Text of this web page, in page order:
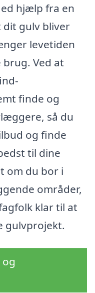
hjælp fra en
dit gulv bliver
levetiden
Ved at
finde og
så du
og finde
til dine
om du bor i
områder,
klar til at
gulvprojekt.